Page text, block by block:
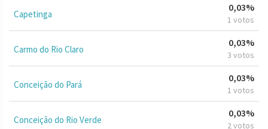
Capetinga
0,03%
1 votos
Carmo do Rio Claro
0,03%
3 votos
Conceição do Pará
0,03%
1 votos
Conceição do Rio Verde
0,03%
2 votos